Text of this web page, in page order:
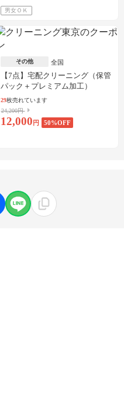
男女ＯＫ
その他 全国
【7点】宅配クリーニング（保管
パック＋プレミアム加工）
29枚売れています
24,200円
12,000 円 50%OFF